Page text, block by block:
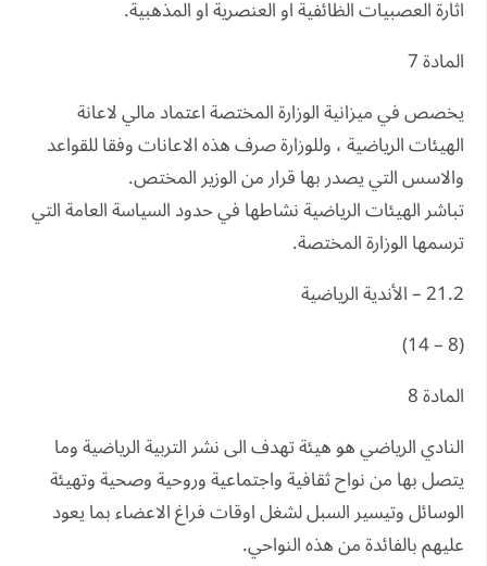
اثارة العصبيات الظائفية او العنصرية او المذهبية.
المادة 7
يخصص في ميزانية الوزارة المختصة اعتماد مالي لاعانة
الهيئات الرياضية ، وللوزارة صرف هذه الاعانات وفقا للقواعد
والاسس التي يصدر بها قرار من الوزير المختص.
تباشر الهيئات الرياضية نشاطها في حدود السياسة العامة التي
ترسمها الوزارة المختصة.
21.2 – الأندية الرياضية
(8 – 14)
المادة 8
النادي الرياضي هو هيئة تهدف الى نشر التربية الرياضية وما
يتصل بها من نواح ثقافية واجتماعية وروحية وصحية وتهيئة
الوسائل وتيسير السبل لشغل اوقات فراغ الاعضاء بما يعود
عليهم بالفائدة من هذه النواحي.